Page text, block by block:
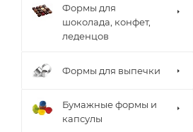
Формы для
шоколада, конфет,
леденцов
Формы для выпечки
Бумажные формы и
капсулы